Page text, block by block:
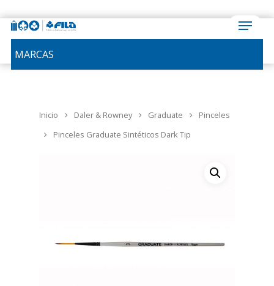
MARCAS
Inicio Daler & Rowney Graduate
Pinceles
Pinceles Graduate Sintéticos Dark Tip